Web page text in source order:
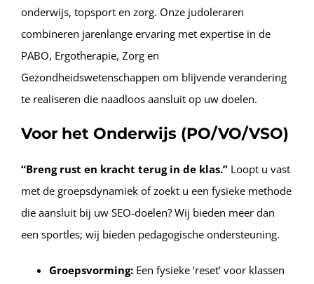
onderwijs, topsport en zorg. Onze judoleraren
combineren jarenlange ervaring met expertise in de
PABO, Ergotherapie, Zorg en
Gezondheidswetenschappen om blijvende verandering
te realiseren die naadloos aansluit op uw doelen.
Voor het Onderwijs (PO/VO/VSO)
“Breng rust en kracht terug in de klas.”Loopt u vast
met de groepsdynamiek of zoekt u een fysieke methode
die aansluit bij uw SEO-doelen? Wij bieden meer dan
een sportles; wij bieden pedagogische ondersteuning.
Groepsvorming:Een fysieke ‘reset’ voor klassen